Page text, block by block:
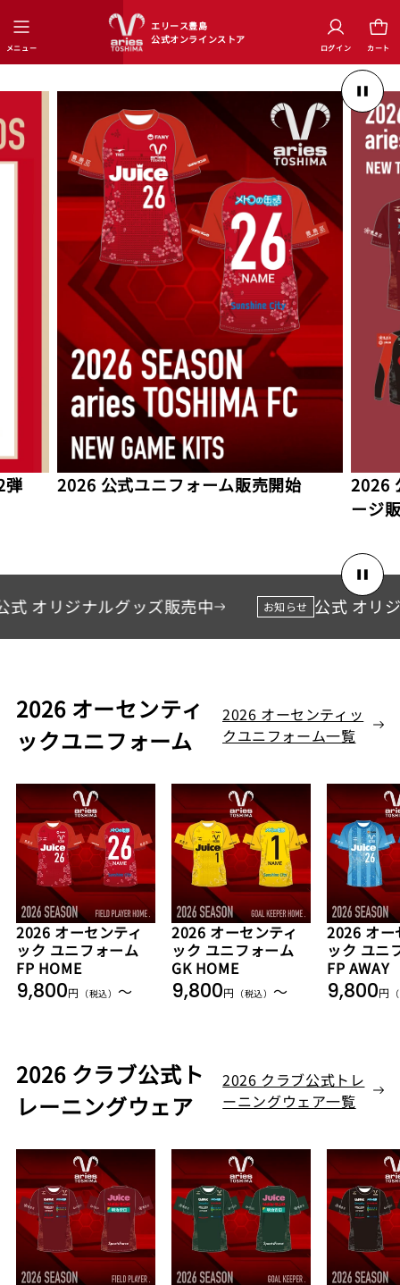
コンテンツに進む
メニュー
エリース豊島
公式オンラインストア
ログイン
グ
イ
カート
弾 2026 公式ユニフォーム販売開始
2026
ージ
オリジナルグッズ販売中 お知らせ 公式 オリ
2026 オーセンティ
ックユニフォーム
2026 オーセンティッ
クユニフォーム一覧
2026 オーセンティ
ック ユニフォーム
FP HOME
通
9,800円 （税込） 〜
2026 オーセンティ
ック ユニフォーム
GK HOME
通
9,800円 （税込） 〜
2026 オー
ック ユニ
FP AWAY
通
9,800円
2026 クラブ公式ト
レーニングウェア
2026 クラブ公式トレ
ーニングウェア一覧